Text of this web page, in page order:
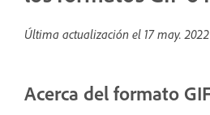
Última actualización el 17 may. 2022
Acerca del formato